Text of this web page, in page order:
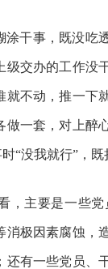
涂干事，既没吃
交办的工作
不动，推一下
一套，对上醉
“没我就行”，
，主要是一些
消极因素腐蚀
有一些党员